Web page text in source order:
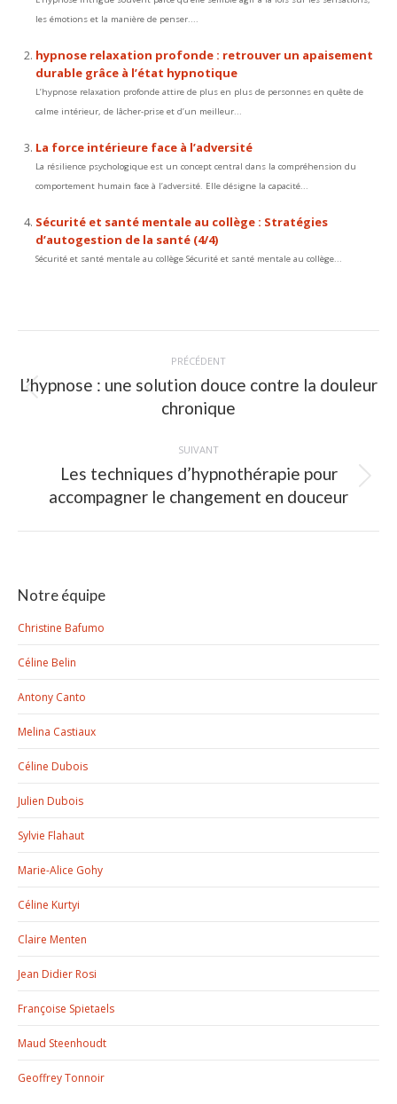
les émotions et la manière de penser....
hypnose relaxation profonde : retrouver un apaisement
durable grâce à l’état hypnotique
L’hypnose relaxation profonde attire de plus en plus de personnes en quête de
calme intérieur, de lâcher-prise et d’un meilleur...
La force intérieure face à l’adversité
La résilience psychologique est un concept central dans la compréhension du
comportement humain face à l’adversité. Elle désigne la capacité...
Sécurité et santé mentale au collège : Stratégies
d’autogestion de la santé (4/4)
Sécurité et santé mentale au collège Sécurité et santé mentale au collège...
PRÉCÉDENT
Article
précédent
L’hypnose : une solution douce contre la douleur
chronique
SUIVANT
Article
suivant
Les techniques d’hypnothérapie pour
accompagner le changement en douceur
Notre équipe
Christine Bafumo
Céline Belin
Antony Canto
Melina Castiaux
Céline Dubois
Julien Dubois
Sylvie Flahaut
Marie-Alice Gohy
Céline Kurtyi
Claire Menten
Jean Didier Rosi
Françoise Spietaels
Maud Steenhoudt
Geoffrey Tonnoir